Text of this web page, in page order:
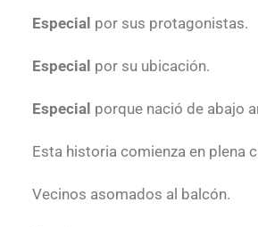
Especial por sus protagonistas.
Especial por su ubicación.
Especial porque nació de abajo
Esta historia comienza en plena
Vecinos asomados al balcón.